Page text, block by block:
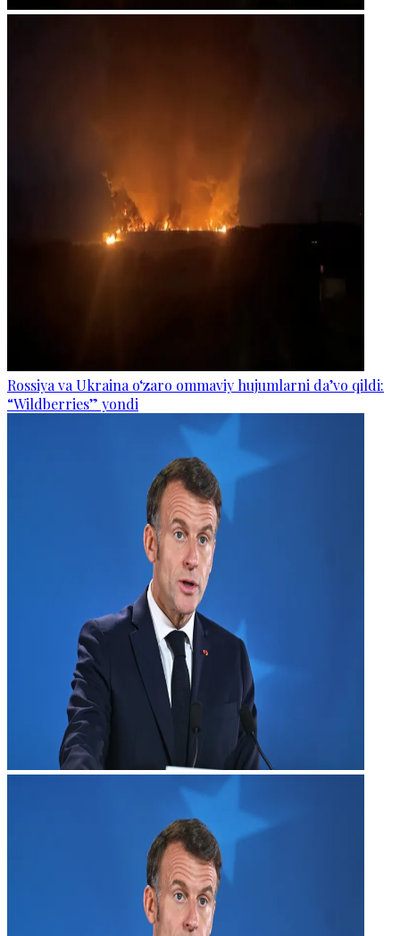
Rossiya va Ukraina o‘zaro ommaviy hujumlarni da’vo qildi:
“Wildberries” yondi